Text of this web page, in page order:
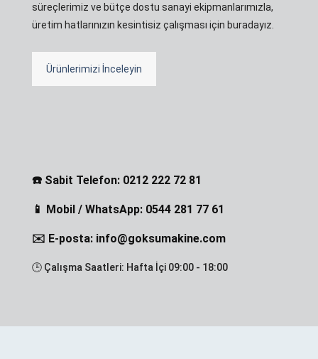
süreçlerimiz ve bütçe dostu sanayi ekipmanlarımızla,
üretim hatlarınızın kesintisiz çalışması için buradayız.
Ürünlerimizi İnceleyin
☎️ Sabit Telefon: 0212 222 72 81
📱 Mobil / WhatsApp: 0544 281 77 61
✉️ E-posta: info@goksumakine.com
🕒 Çalışma Saatleri: Hafta İçi 09:00 - 18:00